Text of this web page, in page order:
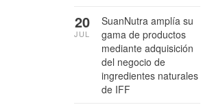
SuanNutra amplía su
gama de productos
mediante adquisición
del negocio de
ingredientes naturales
de IFF
20
JUL